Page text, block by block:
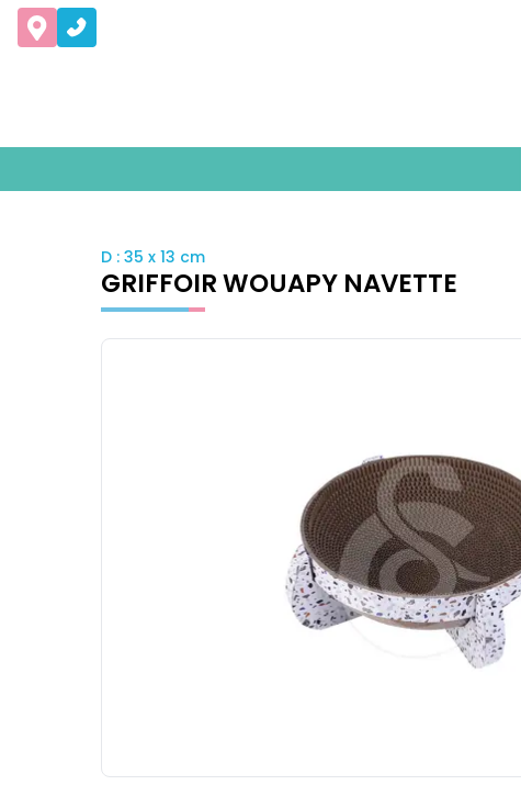
D : 35 x 13 cm
GRIFFOIR WOUAPY NAVETTE